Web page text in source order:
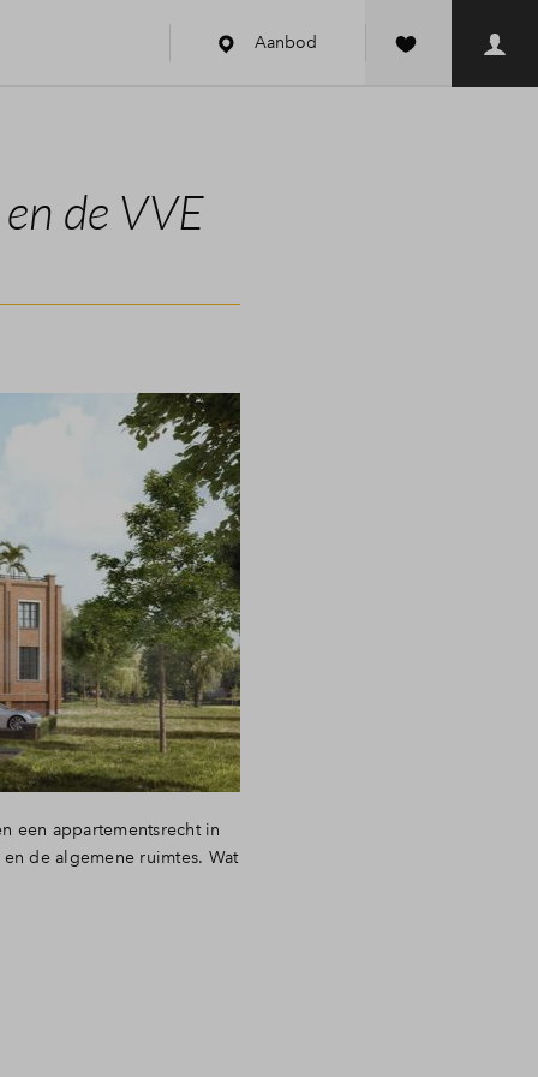
Aanbod
de VVE
een appartementsrecht in
de algemene ruimtes. Wat